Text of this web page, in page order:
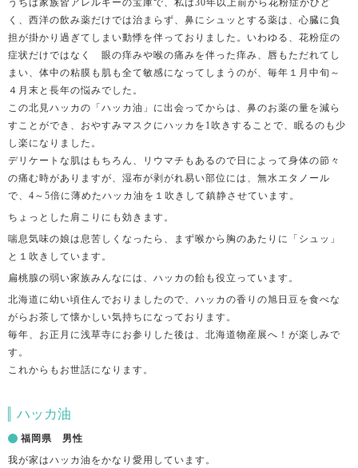
うちは家族皆アレルギーの宝庫で、私は30年以上前から花粉症がひど
く、西洋の飲み薬だけでは治まらず、鼻にシュッとする薬は、心臓に負
担が掛かり過ぎてしまい動悸を伴っておりました。いわゆる、花粉症の
症状だけではなく 眼の痒みや喉の痛みを伴った痒み、唇もただれてし
まい、体中の粘膜も肌も全て敏感になってしまうのが、毎年１月中旬～
４月末と長年の悩みでした。
この北見ハッカの「ハッカ油」に出会ってからは、鼻のお薬の量を減ら
すことができ、おやすみマスクにハッカを1吹きすることで、眠るのも少
し楽になりました。
デリケートな肌はもちろん、リウマチもあるので日によって身体の節々
の痛む時がありますが、湿布が剥がれ易い部位には、無水エタノール
で、4～5倍に薄めたハッカ油を１吹きして鎮静させています。
ちょっとした肩こりにも効きます。
喘息気味の娘は息苦しくなったら、まず喉から胸のあたりに「シュッ」
と１吹きしています。
扁桃腺の弱い家族みんなには、ハッカの飴も役立っています。
北海道に幼い頃住んでおりましたので、ハッカの香りの旭日豆を食べな
がらお茶して懐かしい気持ちになっております。
毎年、お正月に浅草寺にお参りした後は、北海道物産展へ！が楽しみで
す。
これからもお世話になります。
ハッカ油
福岡県 男性
我が家はハッカ油をかなり愛用しています。